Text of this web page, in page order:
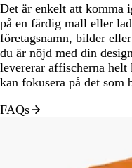
Det är enkelt att komma
på en färdig mall eller
företagsnamn, bilder
du är nöjd med din
levererar affischerna
kan fokusera på det som
FAQs